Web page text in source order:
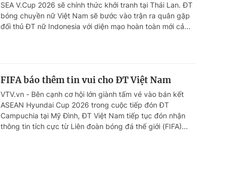
SEA V.Cup 2026 sẽ chính thức khởi tranh tại Thái Lan. ĐT
bóng chuyền nữ Việt Nam sẽ bước vào trận ra quân gặp
đối thủ ĐT nữ Indonesia với diện mạo hoàn toàn mới cả...
FIFA báo thêm tin vui cho ĐT Việt Nam
VTV.vn - Bên cạnh cơ hội lớn giành tấm vé vào bán kết
ASEAN Hyundai Cup 2026 trong cuộc tiếp đón ĐT
Campuchia tại Mỹ Đình, ĐT Việt Nam tiếp tục đón nhận
thông tin tích cực từ Liên đoàn bóng đá thế giới (FIFA)...